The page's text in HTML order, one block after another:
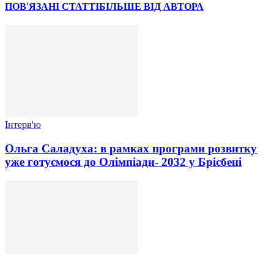
ПОВ'ЯЗАНІ СТАТТІБІЛЬШЕ ВІД АВТОРА
Інтерв'ю
Ольга Саладуха: в рамках програми розвитку
уже готуємося до Олімпіади- 2032 у Брісбені